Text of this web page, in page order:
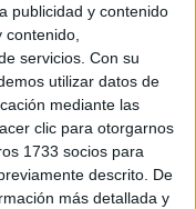
publicidad y contenido
servicios. Con su
utilizar datos de
mediante las
clic para otorgarnos
1733 socios para
descrito. De
más detallada y
vigilantes para
extrema"
Marruecos por
la avalancha